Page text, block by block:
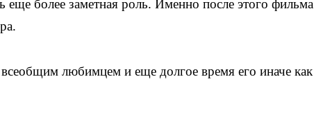
еще более заметная роль. Именно после этого фильма
любимцем и еще долгое время его иначе как